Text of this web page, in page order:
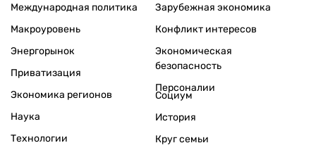
Международная политика
Макроуровень
Энергорынок
Приватизация
Экономика регионов
Зарубежная экономика
Конфликт интересов
Экономическая
безопасность
Персоналии
Наука
Технологии
Социум
История
Круг семьи